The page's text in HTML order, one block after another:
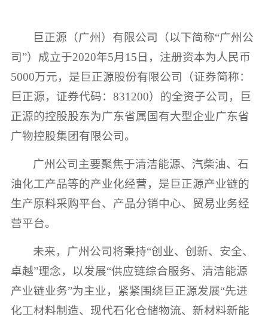
巨正源（广州）有限公司（以下简称“广州公
司”）成立于2020年5月15日，注册资本为人民币
5000万元，是巨正源股份有限公司（证券简称：
巨正源，证券代码：831200）的全资子公司，巨
正源的控股股东为广东省属国有大型企业广东省
广物控股集团有限公司。
广州公司主要聚焦于清洁能源、汽柴油、石
油化工产品等的产业化经营，是巨正源产业链的
生产原料采购平台、产品分销中心、贸易业务经
营平台。
未来，广州公司将秉持“创业、创新、安全、
卓越”理念，以发展“供应链综合服务、清洁能源
产业链业务”为主业，紧紧围绕巨正源发展“先进
化工材料制造、现代石化仓储物流、新材料新能